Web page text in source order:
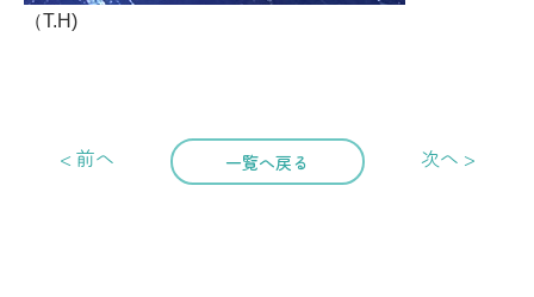
（T.H)
< 前へ 一覧へ戻る 次へ >